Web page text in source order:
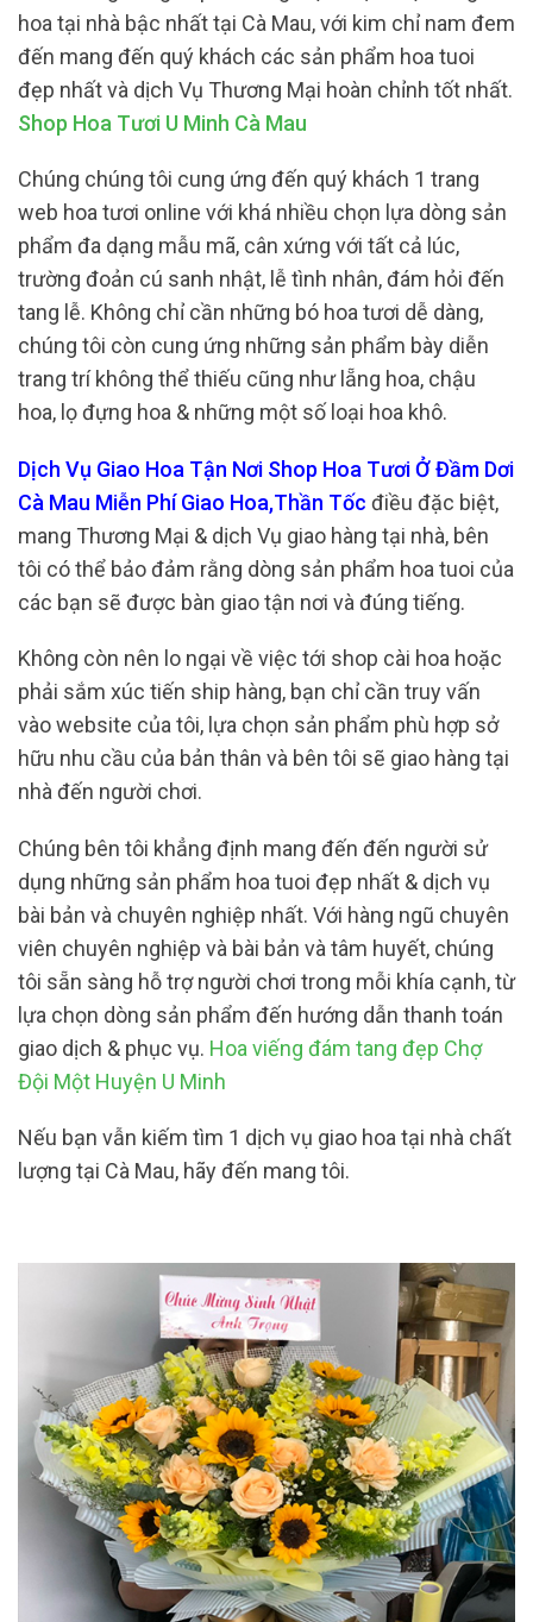
hoa tại nhà bậc nhất tại Cà Mau, với kim chỉ nam đem
đến mang đến quý khách các sản phẩm hoa tuoi
đẹp nhất và dịch Vụ Thương Mại hoàn chỉnh tốt nhất.
Shop Hoa Tươi U Minh Cà Mau
Chúng chúng tôi cung ứng đến quý khách 1 trang
web hoa tươi online với khá nhiều chọn lựa dòng sản
phẩm đa dạng mẫu mã, cân xứng với tất cả lúc,
trường đoản cú sanh nhật, lễ tình nhân, đám hỏi đến
tang lễ. Không chỉ cần những bó hoa tươi dễ dàng,
chúng tôi còn cung ứng những sản phẩm bày diễn
trang trí không thể thiếu cũng như lẵng hoa, chậu
hoa, lọ đựng hoa & những một số loại hoa khô.
Dịch Vụ Giao Hoa Tận Nơi Shop Hoa Tươi Ở Đầm Dơi
Cà Mau Miễn Phí Giao Hoa,Thần Tốc điều đặc biệt,
mang Thương Mại & dịch Vụ giao hàng tại nhà, bên
tôi có thể bảo đảm rằng dòng sản phẩm hoa tuoi của
các bạn sẽ được bàn giao tận nơi và đúng tiếng.
Không còn nên lo ngại về việc tới shop cài hoa hoặc
phải sắm xúc tiến ship hàng, bạn chỉ cần truy vấn
vào website của tôi, lựa chọn sản phẩm phù hợp sở
hữu nhu cầu của bản thân và bên tôi sẽ giao hàng tại
nhà đến người chơi.
Chúng bên tôi khẳng định mang đến đến người sử
dụng những sản phẩm hoa tuoi đẹp nhất & dịch vụ
bài bản và chuyên nghiệp nhất. Với hàng ngũ chuyên
viên chuyên nghiệp và bài bản và tâm huyết, chúng
tôi sẵn sàng hỗ trợ người chơi trong mỗi khía cạnh, từ
lựa chọn dòng sản phẩm đến hướng dẫn thanh toán
giao dịch & phục vụ. Hoa viếng đám tang đẹp Chợ
Đội Một Huyện U Minh
Nếu bạn vẫn kiếm tìm 1 dịch vụ giao hoa tại nhà chất
lượng tại Cà Mau, hãy đến mang tôi.